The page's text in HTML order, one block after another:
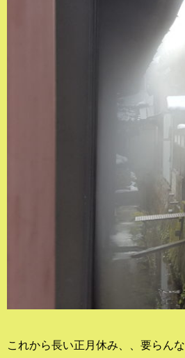
これから長い正月休み、、要らんな